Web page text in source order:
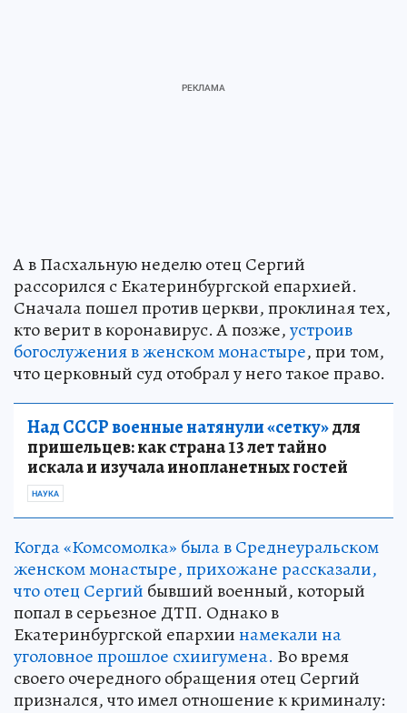
А в Пасхальную неделю отец Сергий
рассорился с Екатеринбургской епархией.
Сначала пошел против церкви, проклиная тех,
кто верит в коронавирус. А позже,устроив
богослужения в женском монастыре, при том,
что церковный суд отобрал у него такое право.
Над СССР военные натянули «сетку»для
пришельцев: как страна 13 лет тайно
искала и изучала инопланетных гостей
НАУКА
Когда «Комсомолка» была в Среднеуральском
женском монастыре, прихожане рассказали,
что отец Сергий бывший военный, который
попал в серьезное ДТП. Однако в
Екатеринбургской епархиинамекали на
уголовное прошлое схиигумена. Во время
своего очередного обращения отец Сергий
признался, что имел отношение к криминалу: